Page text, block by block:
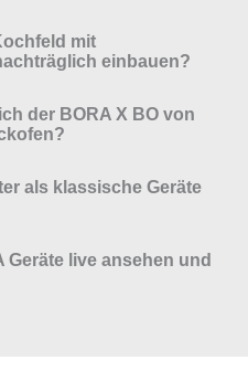
mit
einbauen?
der BORA X BO von
als klassische Geräte
Geräte live ansehen und